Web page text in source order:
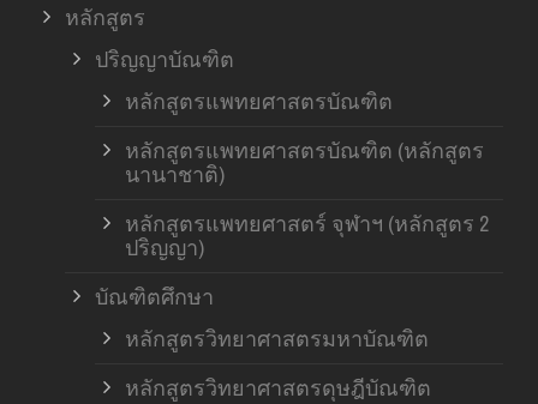
หลักสูตร
ปริญญาบัณฑิต
หลักสูตรแพทยศาสตรบัณฑิต
หลักสูตรแพทยศาสตรบัณฑิต (หลักสูตร
นานาชาติ)
หลักสูตรแพทยศาสตร์ จุฬาฯ (หลักสูตร 2
ปริญญา)
บัณฑิตศึกษา
หลักสูตรวิทยาศาสตรมหาบัณฑิต
หลักสูตรวิทยาศาสตรดุษฎีบัณฑิต